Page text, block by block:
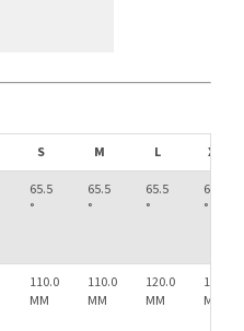
S M L
XL
65.5
°
65.5
°
65.5
°
65.5
°
110.0
MM
110.0
MM
120.0
MM
135.0
MM